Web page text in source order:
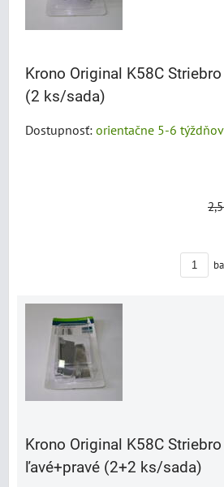
Krono Original K58C
(2 ks/sada)
Dostupnosť: orientačne 5-6 týždňov
Krono Original K58C
ľavé+pravé (2+2 ks/sada)